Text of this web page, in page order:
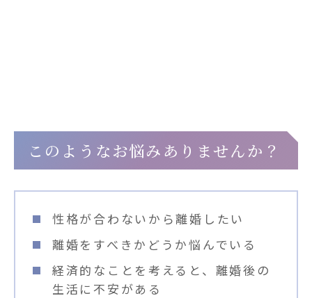
このようなお悩みありませんか？
性格が合わないから離婚したい
離婚をすべきかどうか悩んでいる
経済的なことを考えると、離婚後の
生活に不安がある